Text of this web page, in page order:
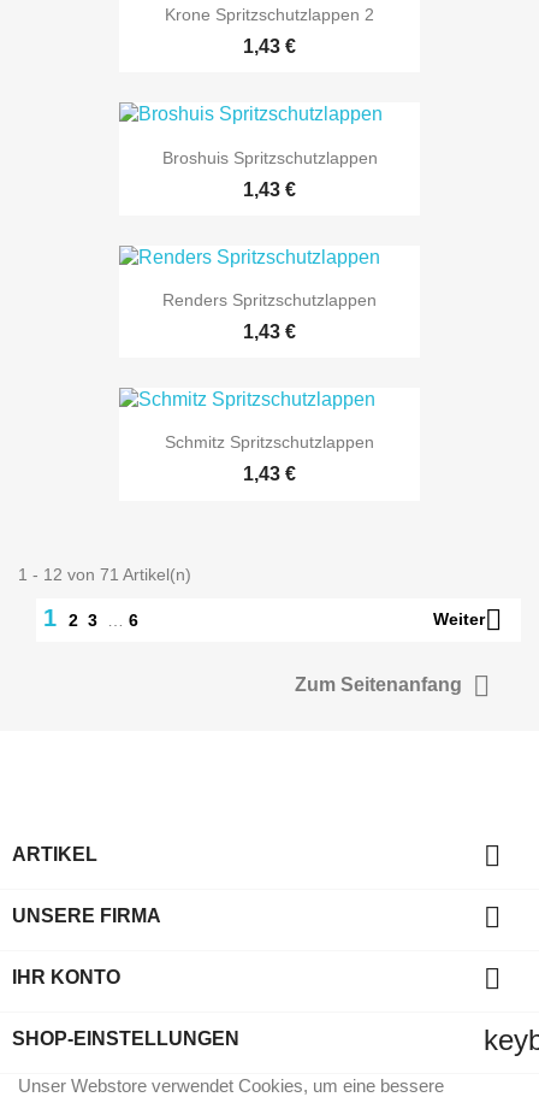
Krone Spritzschutzlappen 2
Preis
1,43 €
Broshuis Spritzschutzlappen
Preis
1,43 €
Renders Spritzschutzlappen
Preis
1,43 €
Schmitz Spritzschutzlappen
Preis
1,43 €
1 - 12 von 71 Artikel(n)
1 2 3 6 Weiter
Zum Seitenanfang 
ARTIKEL 
UNSERE FIRMA 
IHR KONTO 
SHOP-EINSTELLUNGEN
Unser Webstore verwendet Cookies, um eine bessere